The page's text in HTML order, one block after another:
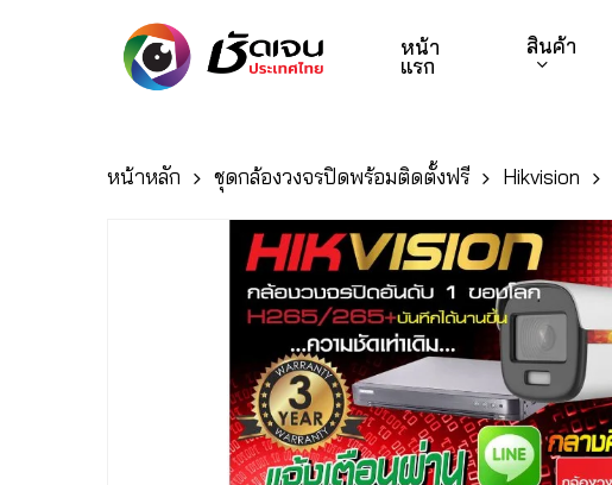
หน้า
แรก
สินค้า
หน้าหลัก ชุดกล้องวงจรปิดพร้อมติดตั้งฟรี Hikvision